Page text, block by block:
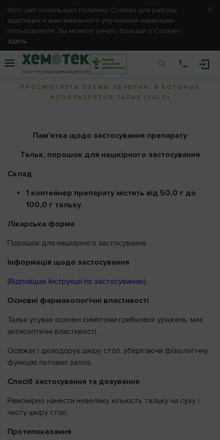
Этот сайт использует политику Сookies для работы,
адаптации и максимального улучшения навигации
пользователя. Вы можете узнать больше о Cookies
здесь.
Тальк (Talc)
ПРОСМОТРЕТЬ СХЕМЫ ЛЕЧЕНИЯ, В КОТОРЫХ
ИСПОЛЬЗУЕТСЯ ТАЛЬК (TALC)
Пам’ятка щодо застосування препарату
Тальк, порошок для нашкірного застосування
Склад
1 контейнер препарату містить від 50,0 г до
100,0 г тальку
Лікарська форма
Порошок для нашкірного застосування.
Інформація щодо застосування
(Відповідає Інструкції по застосуванню).
Основні фармакологічні властивості
Тальк усуває основні симптоми грибкових уражень, має
антисептичні властивості.
Освіжає і дезодорує шкіру стоп, зберігаючи фізіологічну
функцію потових залоз.
Спосіб застосування та дозування
Рівномірно нанести невелику кількість тальку на суху і
чисту шкіру стоп.
Протипоказання
Вход
регистрации.
E-mail
ОТМЕНА